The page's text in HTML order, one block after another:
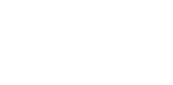
V okviru
defibrilator. Po